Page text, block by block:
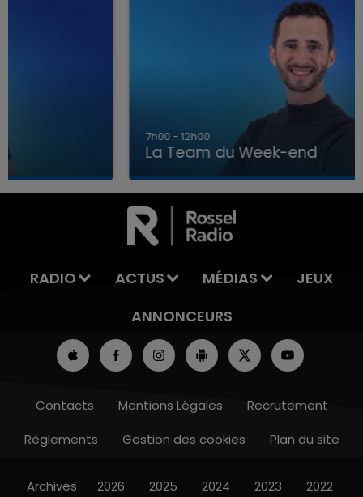
LA TEAM DU WEEK-END
La Team du Week-end
RADIO ACTUS MÉDIAS
JEUX
ANNONCEURS
Contacts Mentions Légales
Recrutement
Règlements
Gestion des cookies Plan du site
Archives 2026 2025 2024 2023 2022